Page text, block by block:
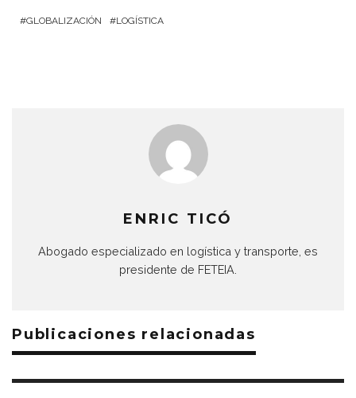
GLOBALIZACIÓN LOGÍSTICA
ENRIC TICÓ
Abogado especializado en logística y transporte, es
presidente de FETEIA.
Publicaciones relacionadas